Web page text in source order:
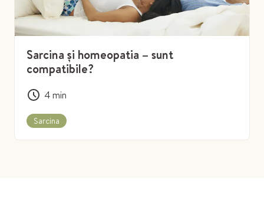
Sarcina și homeopatia – sunt
compatibile?
4min
Sarcina